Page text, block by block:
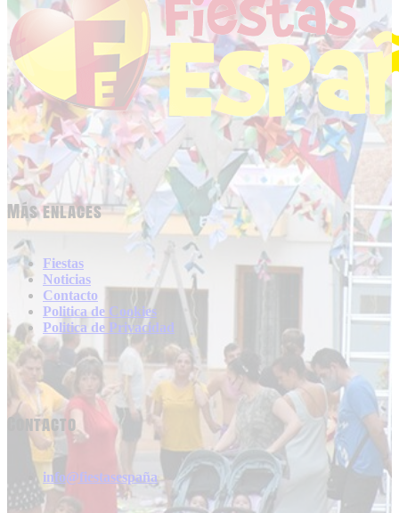
Más enlaces
Fiestas
Noticias
Contacto
Politica de Cookies
Politica de Privacidad
Contacto
info@fiestasespaña